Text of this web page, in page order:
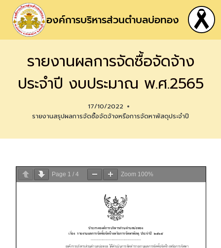
องค์การบริหารส่วนตำบลบ่อทอง
รายงานผลการจัดซื้อจัดจ้าง
ประจำปี งบประมาณ พ.ศ.2565
17/10/2022
รายงานสรุปผลการจัดซื้อจัดจ้างหรือการจัดหาพัสดุประจำปี
Page 1 / 4 Zoom 100%